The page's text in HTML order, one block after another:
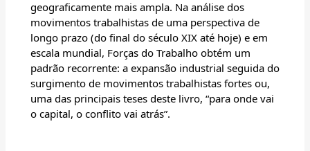
geograficamente mais ampla. Na análise dos
movimentos trabalhistas de uma perspectiva de
longo prazo (do final do século XIX até hoje) e em
escala mundial, Forças do Trabalho obtém um
padrão recorrente: a expansão industrial seguida do
surgimento de movimentos trabalhistas fortes ou,
uma das principais teses deste livro, “para onde vai
o capital, o conflito vai atrás”.